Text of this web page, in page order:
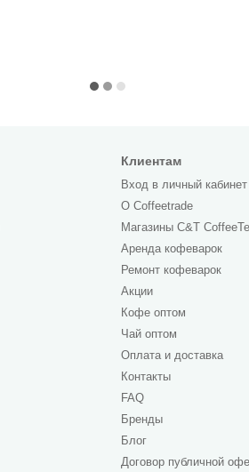
Клиентам
Вход в личный кабинет
О Сoffeetrade
Магазины C&T
Аренда кофеварок
Ремонт кофеварок
Акции
Кофе оптом
Чай оптом
Оплата и доставка
Контакты
FAQ
Бренды
Блог
Договор публичной